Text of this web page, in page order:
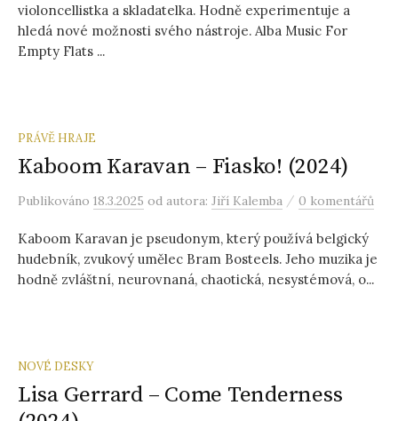
violoncellistka a skladatelka. Hodně experimentuje a
hledá nové možnosti svého nástroje. Alba Music For
Empty Flats ...
PRÁVĚ HRAJE
Kaboom Karavan – Fiasko! (2024)
Publikováno 18.3.2025 od autora: Jiří Kalemba / 0 komentářů
Kaboom Karavan je pseudonym, který používá belgický
hudebník, zvukový umělec Bram Bosteels. Jeho muzika je
hodně zvláštní, neurovnaná, chaotická, nesystémová, o...
NOVÉ DESKY
Lisa Gerrard – Come Tenderness